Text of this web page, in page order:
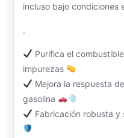
incluso bajo condiciones
.
Purifica el
impurezas
Mejora la respuesta
gasolina
Fabricación robusta y